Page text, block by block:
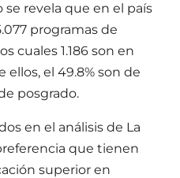
revela que en el país
programas de
cuales 1.186 son en
el 49.8% son de
posgrado.
en el análisis de La
que tienen
superior en